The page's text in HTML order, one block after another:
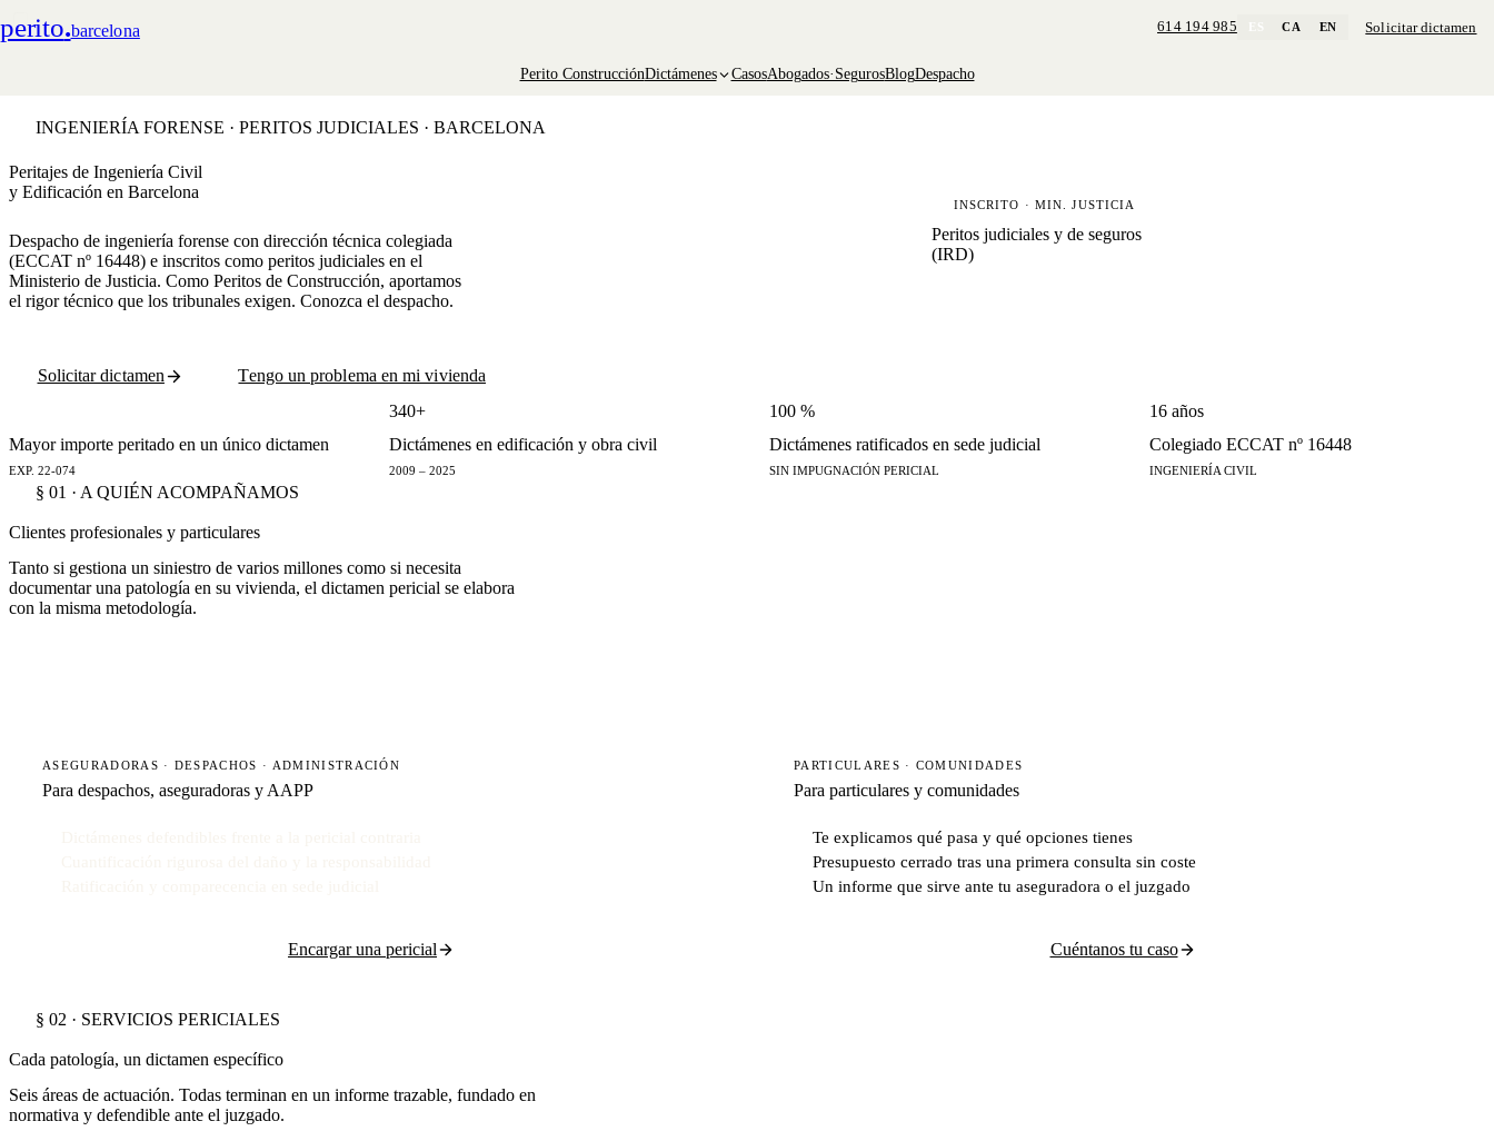
perito.barcelona 614 194 985 ES CA EN Solicitar dictamen
Perito ConstrucciónDictámenes CasosAbogados·SegurosBlogDespacho
INGENIERÍA FORENSE · PERITOS JUDICIALES · BARCELONA
Peritajes de Ingeniería Civil
y Edificación en Barcelona
Despacho de ingeniería forense con dirección técnica colegiada
(ECCAT nº 16448) e inscritos como peritos judiciales en el
Ministerio de Justicia. Como Peritos de Construcción, aportamos
el rigor técnico que los tribunales exigen. Conozca el despacho.
Solicitar dictamen Tengo un problema en mi vivienda
INSCRITO · MIN. JUSTICIA
Peritos judiciales y de seguros
(IRD)
Mayor importe peritado en un único dictamen
EXP. 22-074
340+
Dictámenes en edificación y obra civil
2009 – 2025
100 %
Dictámenes ratificados en sede judicial
SIN IMPUGNACIÓN PERICIAL
16 años
Colegiado ECCAT nº 16448
INGENIERÍA CIVIL
§ 01 · A QUIÉN ACOMPAÑAMOS
Clientes profesionales y particulares
Tanto si gestiona un siniestro de varios millones como si necesita
documentar una patología en su vivienda, el dictamen pericial se elabora
con la misma metodología.
ASEGURADORAS · DESPACHOS · ADMINISTRACIÓN
Para despachos, aseguradoras y AAPP
Encargar una pericial
PARTICULARES · COMUNIDADES
Para particulares y comunidades
Te explicamos qué pasa y qué opciones tienes
Presupuesto cerrado tras una primera consulta sin coste
Un informe que sirve ante tu aseguradora o el juzgado
Cuéntanos tu caso
§ 02 · SERVICIOS PERICIALES
Cada patología, un dictamen específico
Seis áreas de actuación. Todas terminan en un informe trazable, fundado en
normativa y defendible ante el juzgado.